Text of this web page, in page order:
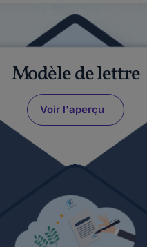
Modèle de lettre
Voir l'aperçu